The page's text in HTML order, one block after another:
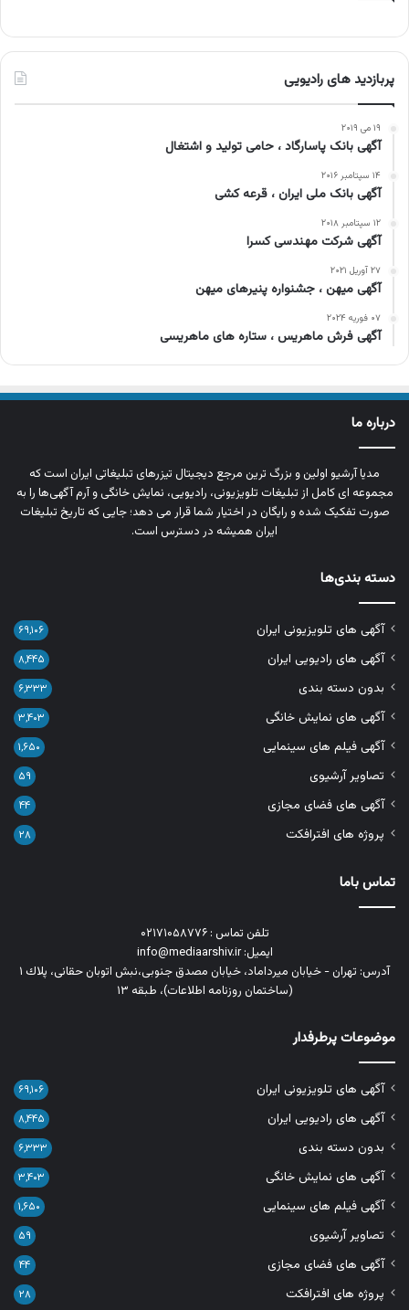
پربازدید های رادیویی
۱۹ می ۲۰۱۹
آگهی بانک پاسارگاد ، حامی تولید و اشتغال
۱۴ سپتامبر ۲۰۱۶
آگهی بانک ملی ایران ، قرعه کشی
۱۲ سپتامبر ۲۰۱۸
آگهی شرکت مهندسی کسرا
۲۷ آوریل ۲۰۲۱
آگهی میهن ، جشنواره پنیرهای میهن
۰۷ فوریه ۲۰۲۴
آگهی فرش ماهریس ، ستاره های ماهریسی
درباره ما
مدیا آرشیو اولین و بزرگ‌ ترین مرجع دیجیتال تیزرهای تبلیغاتی ایران است که
مجموعه‌ ای کامل از تبلیغات تلویزیونی، رادیویی، نمایش خانگی و آرم‌ آگهی‌ها را به‌
صورت تفکیک‌ شده و رایگان در اختیار شما قرار می‌ دهد؛ جایی که تاریخ تبلیغات
ایران همیشه در دسترس است.
دسته بندی‌ها
آگهی های تلویزیونی ایران ۶۹,۱۰۶
آگهی های رادیویی ایران ۸,۴۴۵
بدون دسته بندی ۶,۳۳۳
آگهی های نمایش خانگی ۳,۴۰۳
آگهی فیلم های سینمایی ۱,۶۵۰
تصاویر آرشیوی ۵۹
آگهی های فضای مجازی ۴۴
پروژه های افترافکت ۲۸
تماس باما
تلفن تماس : ۰۲۱۷۱۰۵۸۷۷۶
ایمیل: info@mediaarshiv.ir
آدرس: تهران - خیابان میرداماد، خیابان مصدق جنوبی،نبش اتوبان حقانی، پلاك ١
(ساختمان روزنامه اطلاعات)، طبقه ۱۳
موضوعات پرطرفدار
آگهی های تلویزیونی ایران ۶۹,۱۰۶
آگهی های رادیویی ایران ۸,۴۴۵
بدون دسته بندی ۶,۳۳۳
آگهی های نمایش خانگی ۳,۴۰۳
آگهی فیلم های سینمایی ۱,۶۵۰
تصاویر آرشیوی ۵۹
آگهی های فضای مجازی ۴۴
پروژه های افترافکت ۲۸